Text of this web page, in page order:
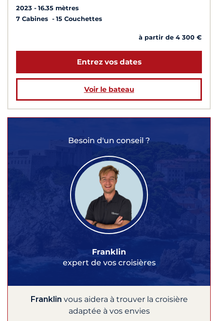
2023
16.35 mètres
7 Cabines
15 Couchettes
à partir de 4 300 €
Entrez vos dates
Voir le bateau
Besoin d'un conseil ?
Franklin
expert de vos croisières
Franklin vous aidera à trouver la croisière
adaptée à vos envies